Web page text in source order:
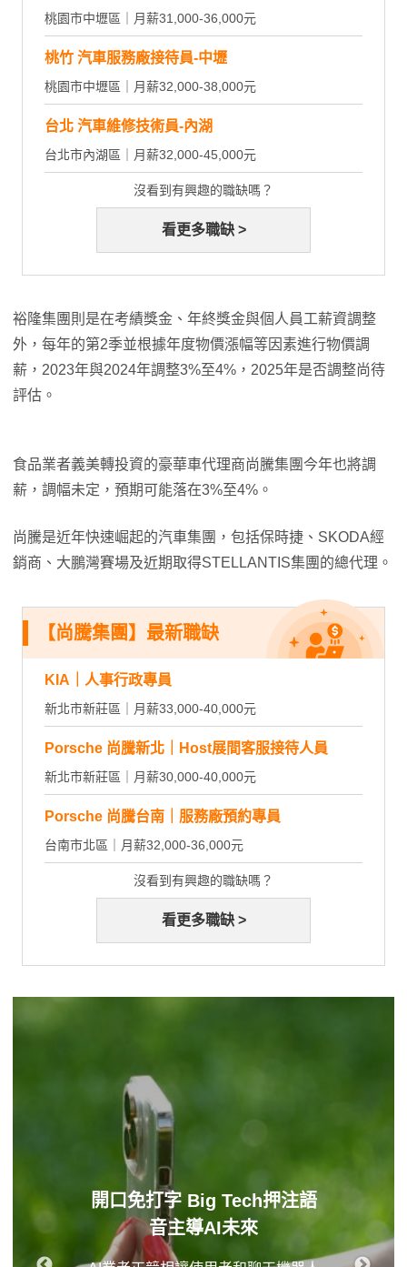
桃園市中壢區｜月薪31,000-36,000元
桃竹 汽車服務廠接待員-中壢
桃園市中壢區｜月薪32,000-38,000元
台北 汽車維修技術員-內湖
台北市內湖區｜月薪32,000-45,000元
沒看到有興趣的職缺嗎？
看更多職缺 >
裕隆集團則是在考績獎金、年終獎金與個人員工薪資調整
外，每年的第2季並根據年度物價漲幅等因素進行物價調
薪，2023年與2024年調整3%至4%，2025年是否調整尚待
評估。
食品業者義美轉投資的豪華車代理商尚騰集團今年也將調
薪，調幅未定，預期可能落在3%至4%。
尚騰是近年快速崛起的汽車集團，包括保時捷、SKODA經
銷商、大鵬灣賽場及近期取得STELLANTIS集團的總代理。
【尚騰集團】最新職缺
KIA｜人事行政專員
新北市新莊區｜月薪33,000-40,000元
Porsche 尚騰新北｜Host展間客服接待人員
新北市新莊區｜月薪30,000-40,000元
Porsche 尚騰台南｜服務廠預約專員
台南市北區｜月薪32,000-36,000元
沒看到有興趣的職缺嗎？
看更多職缺 >
開口免打字 Big Tech押注語
音主導AI未來